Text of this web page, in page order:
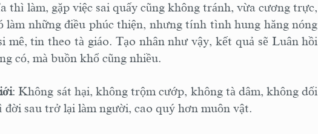
thì làm, gặp việc sai quấy cũng không tránh, vừa cương trực,
làm những điều phúc thiện, nhưng tính tình hung hăng nóng
mê, tin theo tà giáo. Tạo nhân như vậy, kết quả sẽ Luân hồi
có, mà buồn khổ cũng nhiều.
: Không sát hại, không trộm cướp, không tà dâm, không dối
sau trở lại làm người, cao quý hơn muôn vật.